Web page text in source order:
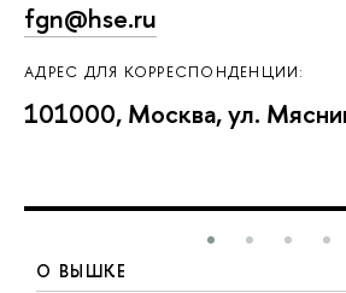
fgn@hse.ru
АДРЕС ДЛЯ КОРРЕСПОНДЕНЦИИ:
101000, Москва, ул.
О ВЫШКЕ